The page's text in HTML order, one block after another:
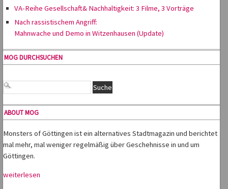
VA-Reihe Gesellschaft& Nachhaltigkeit: 3 Filme, 3 Vorträge
Nach rassistischem Angriff:
Mahnwache und Demo in Witzenhausen (Update)
MOG DURCHSUCHEN
ABOUT MOG
Monsters of Göttingen ist ein alternatives Stadtmagazin und berichtet
mal mehr, mal weniger regelmäßig über Geschehnisse in und um
Göttingen.
weiterlesen